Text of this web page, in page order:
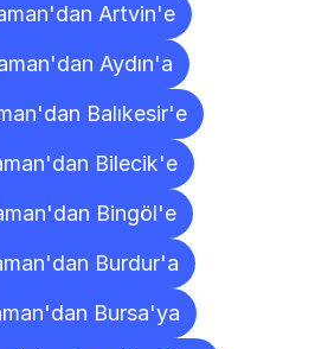
Artvin'e
Aydın'a
Balıkesir'e
Bilecik'e
Bingöl'e
Burdur'a
Bursa'ya